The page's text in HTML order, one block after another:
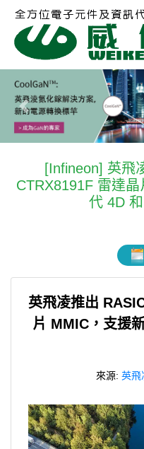
Previous
[Infineon] 英飛
CTRX8191F 雷達
代 4D
英飛凌推出
片 MMIC，支援
來源: 英飛